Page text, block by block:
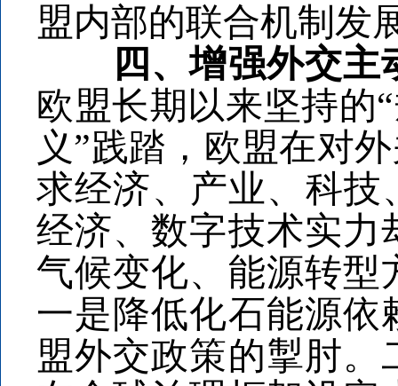
盟内部的联合机制发
四、增强外交
欧盟长期以来坚持的
义”践踏，欧盟在对
求经济、产业、科技
经济、数字技术实力
气候变化、能源转型
一是降低化石能源依
盟外交政策的掣肘